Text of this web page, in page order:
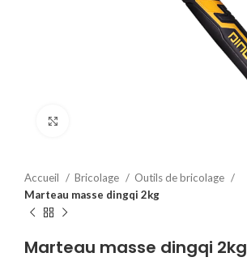
Accueil Bricolage
Outils de bricolage
Marteau masse dingqi 2kg
Marteau masse dingqi 2kg